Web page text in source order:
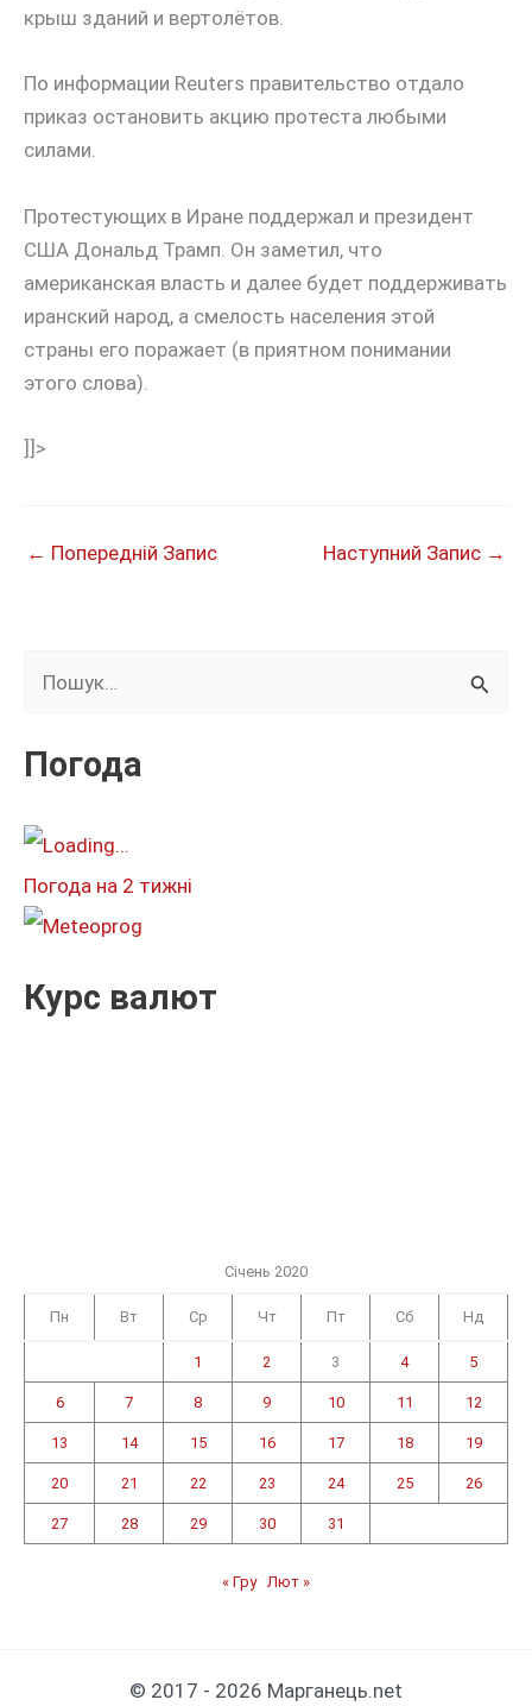
крыш зданий и вертолётов.
По информации Reuters правительство отдало
приказ остановить акцию протеста любыми
силами.
Протестующих в Иране поддержал и президент
США Дональд Трамп. Он заметил, что
американская власть и далее будет поддерживать
иранский народ, а смелость населения этой
страны его поражает (в приятном понимании
этого слова).
]]>
← Попередній Запис Наступний Запис →
к
т
:
Погода
Погода на 2 тижні
Курс валют
Січень 2020
Пн Вт Ср Чт Пт Сб Нд
1 2 3 4 5
6 7 8 9 10 11 12
13 14 15 16 17 18 19
20 21 22 23 24 25 26
27 28 29 30 31
« Гру Лют »
© 2017 - 2026 Марганець.net